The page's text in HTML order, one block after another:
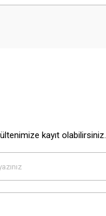
Soru Sor
kayıt olabilirsiniz.